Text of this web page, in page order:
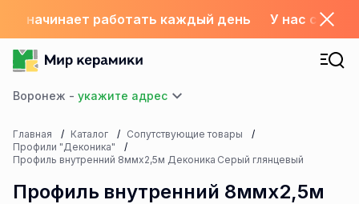
начинает работать каждый день У нас с 1.06
Воронеж -
Главная Каталог
Сопутствующие товары
Профили "Деконика"
Профиль внутренний 8ммх2,5м Деконика Серый глянцевый
Профиль внутренний 8ммх2,5м